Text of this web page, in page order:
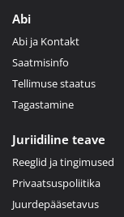
Abi
Abi ja Kontakt
Saatmisinfo
Tellimuse staatus
Tagastamine
Juriidiline teave
Reeglid ja tingimused
Privaatsuspoliitika
Juurdepääsetavus